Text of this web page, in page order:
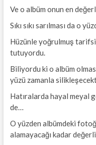
Ve o albüm onun en
Sıkı sıkı sarılması da o
Hüzünle yoğrulmuş
tutuyordu.
Biliyordu ki o albüm
yüzü zamanla
Hatıralarda hayal meyal
de…
O yüzden albümdeki
alamayacağı kadar